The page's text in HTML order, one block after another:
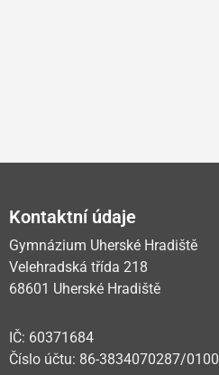
Kontaktní údaje
Gymnázium Uherské Hradiště
Velehradská třída 218
68601 Uherské Hradiště
IČ: 60371684
Číslo účtu: 86-3834070287/0100